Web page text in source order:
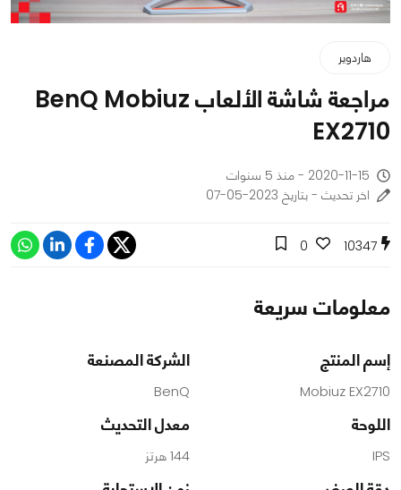
هاردوير
مراجعة شاشة الألعاب BenQ Mobiuz
EX2710
2020-11-15 - منذ 5 سنوات
اخر تحديث - بتاريخ 2023-05-07
10347
0
معلومات سريعة
إسم المنتج
Mobiuz EX2710
الشركة المصنعة
BenQ
اللوحة
IPS
معدل التحديث
144 هرتز